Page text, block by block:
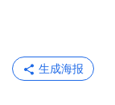
生成海报